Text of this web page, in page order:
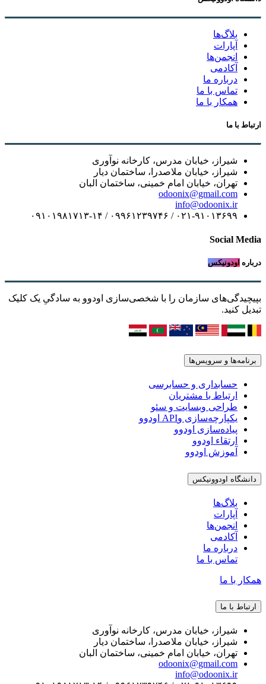
بلاگ‌ها
آپارات
انجمن‌ها
آکادمی
درباره ما
تماس با ما
همکار با ما
ارتباط با ما
شیراز، خیابان مدرس، کارخانه نوآوری
شیراز، خیابان ملاصدرا، ساختمان دیار
تهران، خیابان امام خمینی، ساختمان البان
odoonix@gmail.com
info@odoonix.ir
۰۲۱-۹۱۰۱۳۶۹۹ / ۰۹۹۶۱۲۳۹۷۴۶ / ۰۹۱۰۱۹۸۱۷۱۳-۱۴
Social Media
درباره اودونیکس
بپیچیدگی‌های سازمان را با شخصی‌سازی اودوو به سادگیِ یک کلیک
تبدیل کنید.
برنامه‌ها و سرویس‌ها
حسابداری و حسابرسی
ارتباط با مشتریان
طراحی وبسایت و سئو
یکپارچه‌سازی وAPI اودوو
پیاده‌سازی اودوو
ارتقاء اودوو
آموزش اودوو
دانشگاه اودوونیکس
بلاگ‌ها
آپارات
انجمن‌ها
آکادمی
درباره ما
تماس با ما
همکار با ما
ارتباط با ما
شیراز، خیابان مدرس، کارخانه نوآوری
شیراز، خیابان ملاصدرا، ساختمان دیار
تهران، خیابان امام خمینی، ساختمان البان
odoonix@gmail.com
info@odoonix.ir